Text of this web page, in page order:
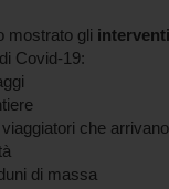
mostrato gli
Covid-19:
che
di massa